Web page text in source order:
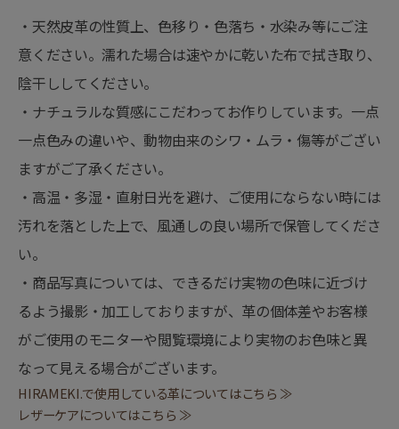
・天然皮革の性質上、色移り・色落ち・水染み等にご注
意ください。濡れた場合は速やかに乾いた布で拭き取り、
陰干ししてください。
・ナチュラルな質感にこだわってお作りしています。一点
一点色みの違いや、動物由来のシワ・ムラ・傷等がござい
ますがご了承ください。
・高温・多湿・直射日光を避け、ご使用にならない時には
汚れを落とした上で、風通しの良い場所で保管してくださ
い。
・商品写真については、できるだけ実物の色味に近づけ
るよう撮影・加工しておりますが、革の個体差やお客様
がご使用のモニターや閲覧環境により実物のお色味と異
なって見える場合がございます。
HIRAMEKI.で使用している革についてはこちら ≫
レザーケアについてはこちら ≫